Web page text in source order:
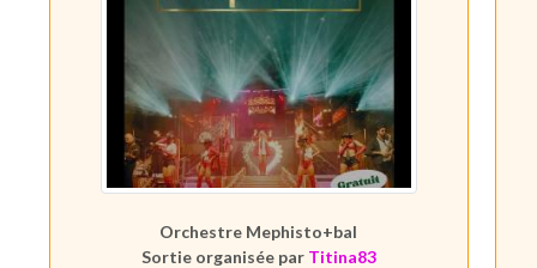
Orchestre Mephisto+bal
Sortie organisée par Titina83